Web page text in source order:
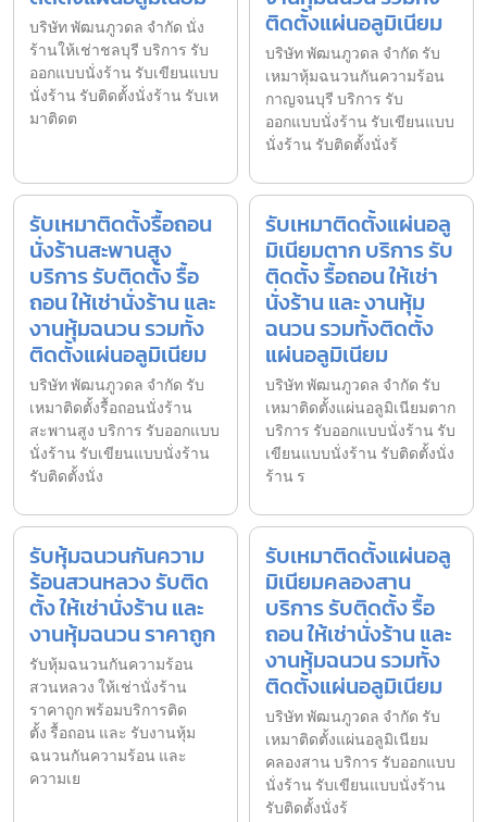
บริษัท พัฒนภูวดล จำกัด นั่ง
ร้านให้เช่าชลบุรี บริการ รับ
ออกแบบนั่งร้าน รับเขียนแบบ
นั่งร้าน รับติดตั้งนั่งร้าน รับเห
มาติดต
ติดตั้งแผ่นอลูมิเนียม
บริษัท พัฒนภูวดล จำกัด รับ
เหมาหุ้มฉนวนกันความร้อน
กาญจนบุรี บริการ รับ
ออกแบบนั่งร้าน รับเขียนแบบ
นั่งร้าน รับติดตั้งนั่งร้
รับเหมาติดตั้งรื้อถอน
นั่งร้านสะพานสูง
บริการ รับติดตั้ง รื้อ
ถอน ให้เช่านั่งร้าน และ
งานหุ้มฉนวน รวมทั้ง
ติดตั้งแผ่นอลูมิเนียม
บริษัท พัฒนภูวดล จำกัด รับ
เหมาติดตั้งรื้อถอนนั่งร้าน
สะพานสูง บริการ รับออกแบบ
นั่งร้าน รับเขียนแบบนั่งร้าน
รับติดตั้งนั่ง
รับเหมาติดตั้งแผ่นอลู
มิเนียมตาก บริการ รับ
ติดตั้ง รื้อถอน ให้เช่า
นั่งร้าน และ งานหุ้ม
ฉนวน รวมทั้งติดตั้ง
แผ่นอลูมิเนียม
บริษัท พัฒนภูวดล จำกัด รับ
เหมาติดตั้งแผ่นอลูมิเนียมตาก
บริการ รับออกแบบนั่งร้าน รับ
เขียนแบบนั่งร้าน รับติดตั้งนั่ง
ร้าน ร
รับหุ้มฉนวนกันความ
ร้อนสวนหลวง รับติด
ตั้ง ให้เช่านั่งร้าน และ
งานหุ้มฉนวน ราคาถูก
รับหุ้มฉนวนกันความร้อน
สวนหลวง ให้เช่านั่งร้าน
ราคาถูก พร้อมบริการติด
ตั้ง รื้อถอน และ รับงานหุ้ม
ฉนวนกันความร้อน และ
ความเย
รับเหมาติดตั้งแผ่นอลู
มิเนียมคลองสาน
บริการ รับติดตั้ง รื้อ
ถอน ให้เช่านั่งร้าน และ
งานหุ้มฉนวน รวมทั้ง
ติดตั้งแผ่นอลูมิเนียม
บริษัท พัฒนภูวดล จำกัด รับ
เหมาติดตั้งแผ่นอลูมิเนียม
คลองสาน บริการ รับออกแบบ
นั่งร้าน รับเขียนแบบนั่งร้าน
รับติดตั้งนั่งร้